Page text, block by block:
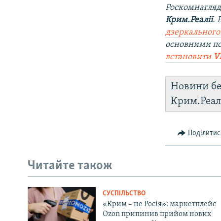
Крим.Реалії.
основними
встановити
Новини
Читайте також
СУСПІЛЬСТВО
«Крим – не Росія»: маркетплейс
Ozon припинив прийом нових